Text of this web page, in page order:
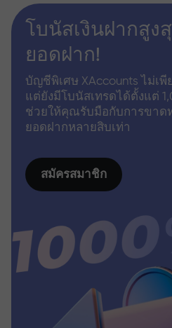
โบนัสเงินฝากสูง
ยอดฝาก!
บัญชีพิเศษ XAccounts ไม่เพีย
แต่ยังมีโบนัสเทรดได้ตั้งแต่
ช่วยให้คุณรับมือกับการขาด
ยอดฝากหลายสิบเท่า
สมัครสมาชิก